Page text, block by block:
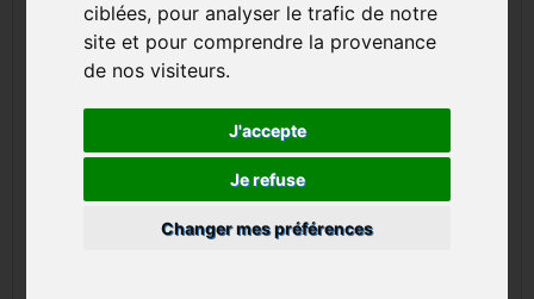
ciblées, pour analyser le trafic de notre
site et pour comprendre la provenance
de nos visiteurs.
J'accepte
Je refuse
Changer mes préférences